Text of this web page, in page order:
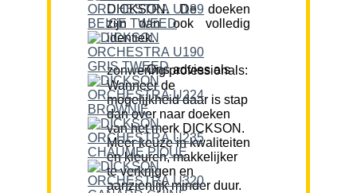
DICKSON. De doeken
zijn dan ook volledig
identiek.
Ons advies als zonwering professionals:
Wanneer de
mogelijkheid daar is stap
dan over naar doeken
van het merk DICKSON.
Meer keuze in kwaliteiten
en kleuren, makkelijker
te verkrijgen en
aanzienlijk minder duur.